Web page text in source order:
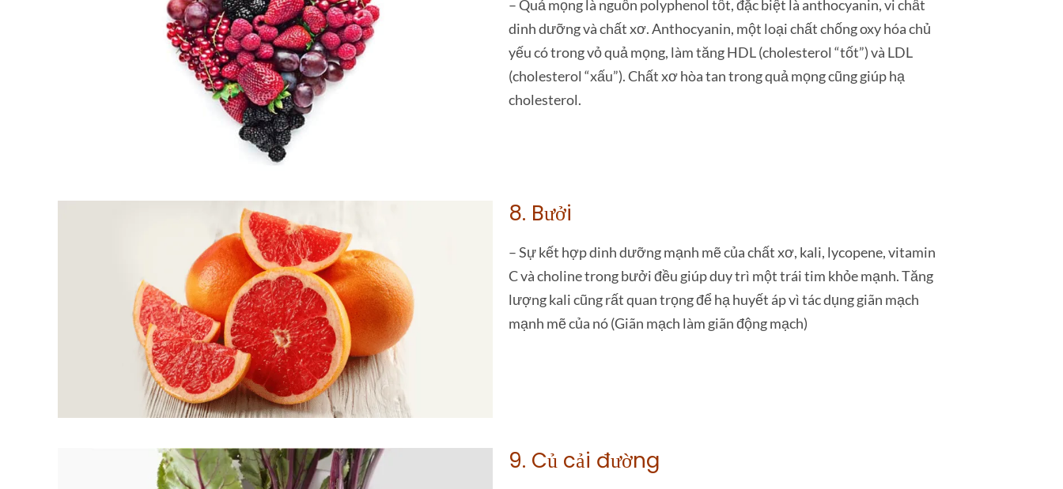
– Quả mọng là nguồn polyphenol tốt, đặc biệt là anthocyanin, vi chất
dinh dưỡng và chất xơ. Anthocyanin, một loại chất chống oxy hóa chủ
yếu có trong vỏ quả mọng, làm tăng HDL (cholesterol “tốt”) và LDL
(cholesterol “xấu”). Chất xơ hòa tan trong quả mọng cũng giúp hạ
cholesterol.
8. Bưởi
– Sự kết hợp dinh dưỡng mạnh mẽ của chất xơ, kali, lycopene, vitamin
C và choline trong bưởi đều giúp duy trì một trái tim khỏe mạnh. Tăng
lượng kali cũng rất quan trọng để hạ huyết áp vì tác dụng giãn mạch
mạnh mẽ của nó (Giãn mạch làm giãn động mạch)
9. Củ cải đường